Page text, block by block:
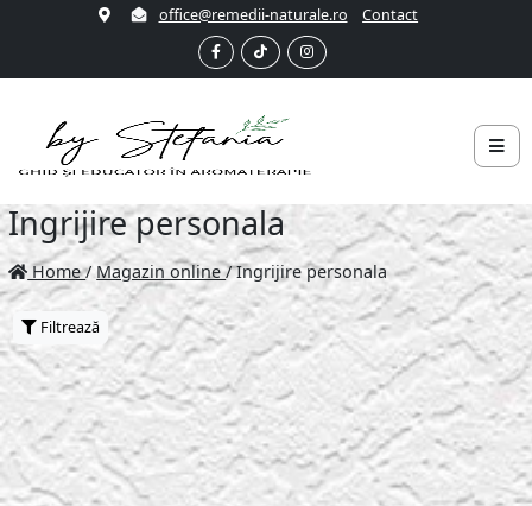
office@remedii-naturale.ro Contact
Ingrijire personala
Home/Magazin online/Ingrijire personala
Filtrează